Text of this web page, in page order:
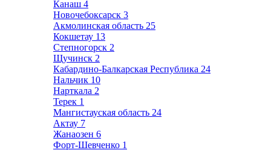
Канаш 4
Новочебоксарск 3
Акмолинская область 25
Кокшетау 13
Степногорск 2
Щучинск 2
Кабардино-Балкарская Республика 24
Нальчик 10
Нарткала 2
Терек 1
Мангистауская область 24
Актау 7
Жанаозен 6
Форт-Шевченко 1